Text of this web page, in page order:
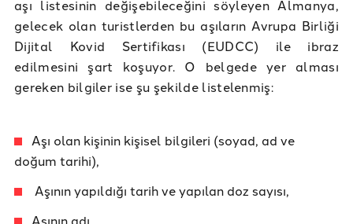
aşı listesinin değişebileceğini söyleyen Almanya,
gelecek olan turistlerden bu aşıların Avrupa Birliği
Dijital Kovid Sertifikası (EUDCC) ile ibraz
edilmesini şart koşuyor. O belgede yer alması
gereken bilgiler ise şu şekilde listelenmiş:
Aşı olan kişinin kişisel bilgileri (soyad, ad ve
doğum tarihi),
Aşının yapıldığı tarih ve yapılan doz sayısı,
Aşının adı